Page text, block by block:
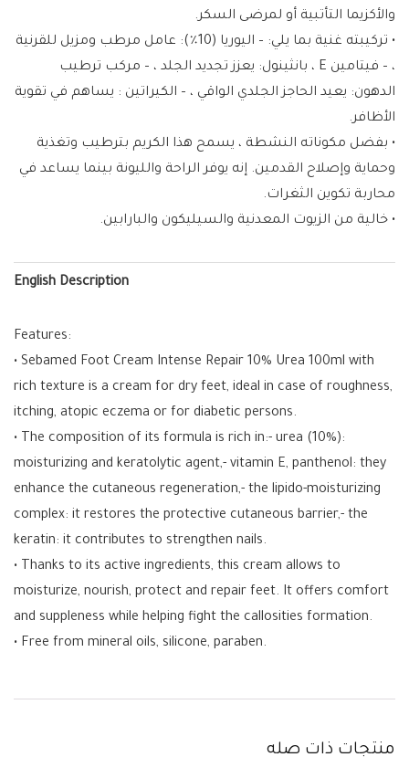
والأكزيما التأتبية أو لمرضى السكر.
• تركيبته غنية بما يلي: – اليوريا (10٪): عامل مرطب ومزيل للقرنية
، – فيتامين E ، بانثينول: يعزز تجديد الجلد ، – مركب ترطيب
الدهون: يعيد الحاجز الجلدي الواقي ، – الكيراتين : يساهم في تقوية
الأظافر.
• بفضل مكوناته النشطة ، يسمح هذا الكريم بترطيب وتغذية
وحماية وإصلاح القدمين. إنه يوفر الراحة والليونة بينما يساعد في
محاربة تكوين الثغرات.
• خالية من الزيوت المعدنية والسيليكون والبارابين.
English Description
Features:
• Sebamed Foot Cream Intense Repair 10% Urea 100ml with
rich texture is a cream for dry feet, ideal in case of roughness,
itching, atopic eczema or for diabetic persons.
• The composition of its formula is rich in:- urea (10%):
moisturizing and keratolytic agent,- vitamin E, panthenol: they
enhance the cutaneous regeneration,- the lipido-moisturizing
complex: it restores the protective cutaneous barrier,- the
keratin: it contributes to strengthen nails.
• Thanks to its active ingredients, this cream allows to
moisturize, nourish, protect and repair feet. It offers comfort
and suppleness while helping fight the callosities formation.
• Free from mineral oils, silicone, paraben.
منتجات ذات صله